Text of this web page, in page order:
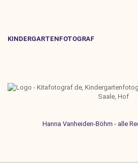
KINDERGARTENFOTOGRAF
Hanna Vanheiden-Böhm - alle